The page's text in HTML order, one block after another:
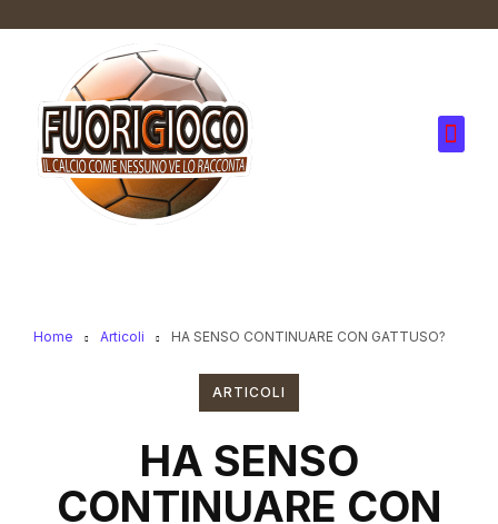
Home Articoli HA SENSO CONTINUARE CON GATTUSO?
ARTICOLI
HA SENSO
CONTINUARE CON